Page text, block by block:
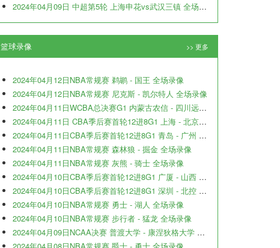
2024年04月09日 中超第5轮 上海申花vs武汉三镇 全场录像
篮球录像 >> 更多
2024年04月12日NBA常规赛 鹈鹕 - 国王 全场录像
2024年04月12日NBA常规赛 尼克斯 - 凯尔特人 全场录像
2024年04月11日WCBA总决赛G1 内蒙古农信 - 四川远达美乐 全场录像
2024年04月11日 CBA季后赛首轮12进8G1 上海 - 北京 全场录像
2024年04月11日CBA季后赛首轮12进8G1 青岛 - 广州 全场录像
2024年04月11日NBA常规赛 森林狼 - 掘金 全场录像
2024年04月11日NBA常规赛 灰熊 - 骑士 全场录像
2024年04月10日CBA季后赛首轮12进8G1 广厦 - 山西 全场录像
2024年04月10日CBA季后赛首轮12进8G1 深圳 - 北控 全场录像
2024年04月10日NBA常规赛 勇士 - 湖人 全场录像
2024年04月10日NBA常规赛 步行者 - 猛龙 全场录像
2024年04月09日NCAA决赛 普渡大学 - 康涅狄格大学 全场录像